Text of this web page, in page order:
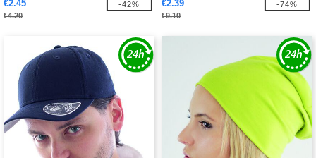
€2.45
€4.20
-42% €2.39
€9.10
-74%